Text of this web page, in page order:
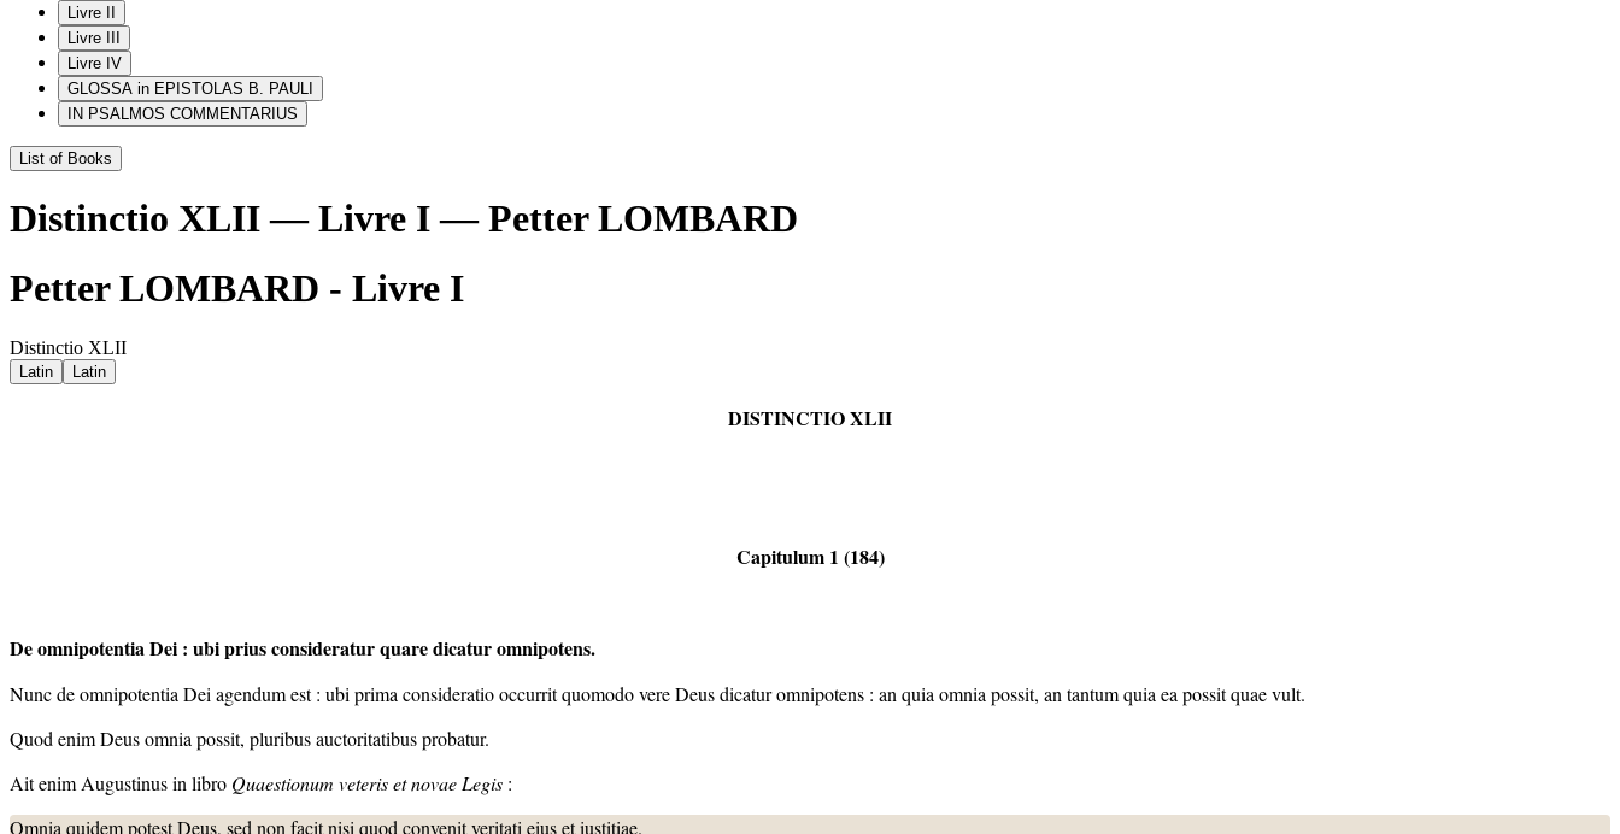
Livre II
Livre III
Livre IV
GLOSSA in EPISTOLAS B. PAULI
IN PSALMOS COMMENTARIUS
List of Books
Distinctio XLII — Livre I — Petter LOMBARD
Petter LOMBARD - Livre I
Distinctio XLII
Latin Latin
DISTINCTIO XLII
Capitulum 1 (184)
De omnipotentia Dei : ubi prius consideratur quaredicatur omnipotens.
Nunc de omnipotentia Dei agendum est : ubi prima consideratio occurrit quomodo vere Deus dicatur omnipotens : an quia omnia possit, an tantum quia ea possit quae vult.
Quod enim Deus omnia possit, pluribus auctoritatibus probatur.
Ait enim Augustinus in libro Quaestionum veteris et novae Legis :
Omnia quidem potest Deus, sed non facit nisi quod convenit veritati eius et iustitiae.